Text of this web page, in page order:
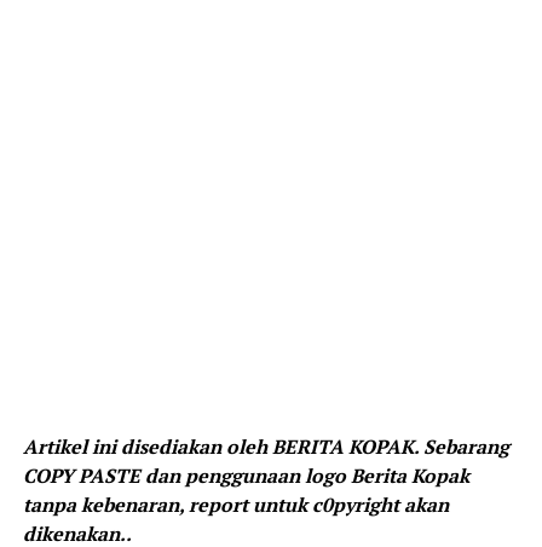
Artikel ini disediakan oleh BERITA KOPAK. Sebarang
COPY PASTE dan penggunaan logo Berita Kopak
tanpa kebenaran, report untuk c0pyright akan
dikenakan..